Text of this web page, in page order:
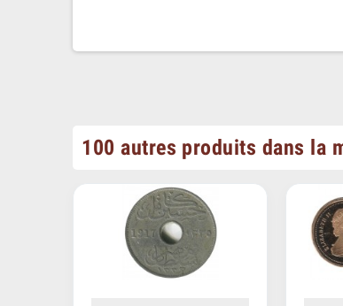
100 autres produits dans la